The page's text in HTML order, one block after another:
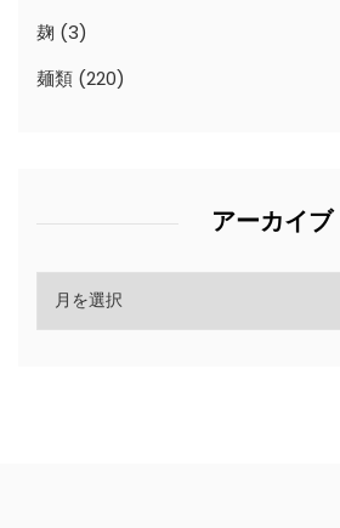
麹 (3)
麺類 (220)
アーカイブ